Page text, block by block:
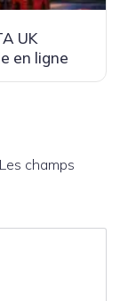
UK
en ligne
Les champs